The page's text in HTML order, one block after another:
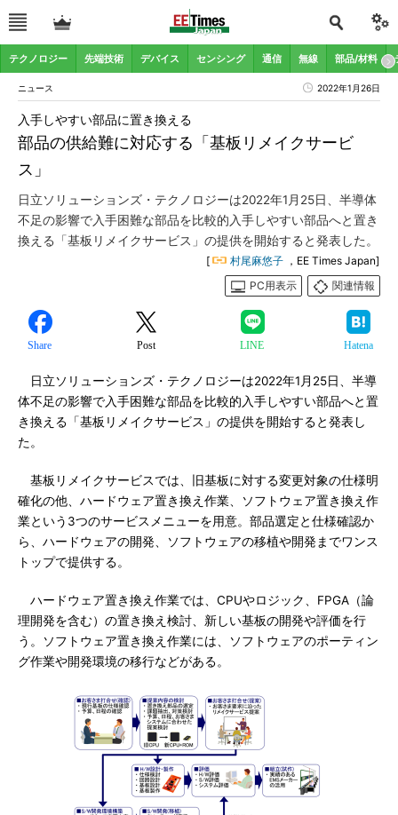
テクノロジー 先端技術 デバイス センシング 通信 無線 部品/材料
ニュース 2022年1月26日
部品の供給難に対応する「基板リメイクサービ
ス」
入手しやすい部品に置き換える
日立ソリューションズ・テクノロジーは2022年1月25日、半導体
不足の影響で入手困難な部品を比較的入手しやすい部品へと置き
換える「基板リメイクサービス」の提供を開始すると発表した。
[ 村尾麻悠子 ，EE Times Japan]
PC用表示
関連情報
Share Post LINE Hatena
日立ソリューションズ・テクノロジーは2022年1月25日、半導
体不足の影響で入手困難な部品を比較的入手しやすい部品へと置
き換える「基板リメイクサービス」の提供を開始すると発表し
た。
基板リメイクサービスでは、旧基板に対する変更対象の仕様明
確化の他、ハードウェア置き換え作業、ソフトウェア置き換え作
業という3つのサービスメニューを用意。部品選定と仕様確認か
ら、ハードウェアの開発、ソフトウェアの移植や開発までワンス
トップで提供する。
ハードウェア置き換え作業では、CPUやロジック、FPGA（論
理開発を含む）の置き換え検討、新しい基板の開発や評価を行
う。ソフトウェア置き換え作業には、ソフトウェアのポーティン
グ作業や開発環境の移行などがある。